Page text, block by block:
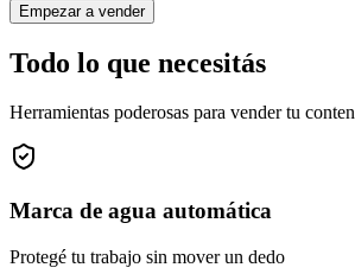
Empezar a vender
Todo lo que necesitás
Herramientas poderosas para vender tu
Marca de agua automática
Protegé tu trabajo sin mover un dedo